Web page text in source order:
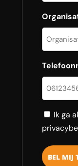
Consent
Ik ga